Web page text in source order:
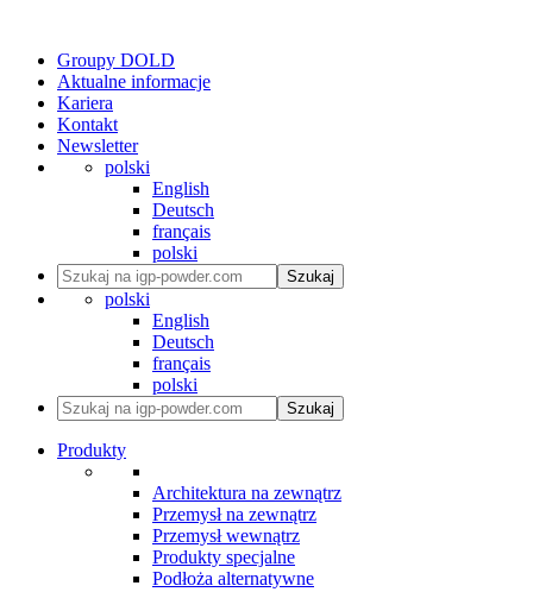
Groupy DOLD
Aktualne informacje
Kariera
Kontakt
Newsletter
polski
English
Deutsch
français
polski
Szukaj
polski
English
Deutsch
français
polski
Szukaj
Produkty
Architektura na zewnątrz
Przemysł na zewnątrz
Przemysł wewnątrz
Produkty specjalne
Podłoża alternatywne